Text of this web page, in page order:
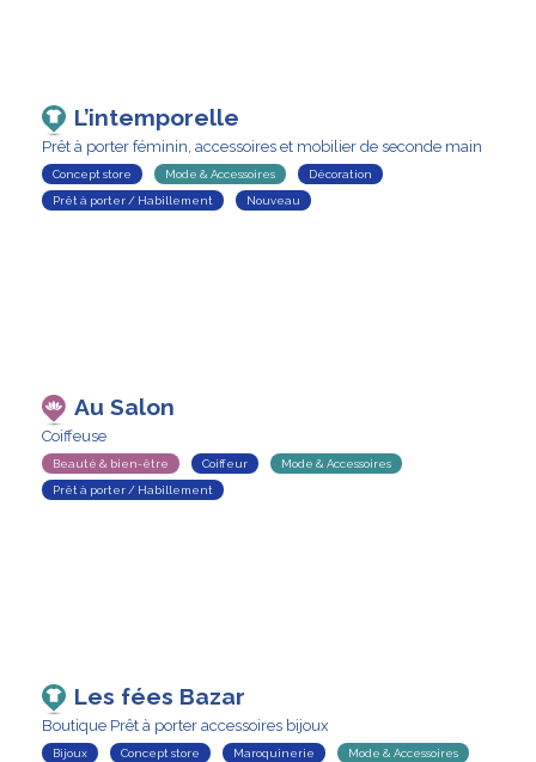
L’intemporelle
Prêt à porter féminin, accessoires et mobilier de seconde main
Concept store Mode & Accessoires
Décoration
Prêt à porter / Habillement
Nouveau
Au Salon
Coiffeuse
Beauté & bien-être Coiffeur
Mode & Accessoires
Prêt à porter / Habillement
Les fées Bazar
Boutique Prêt à porter accessoires bijoux
Bijoux Concept store Maroquinerie
Mode & Accessoires